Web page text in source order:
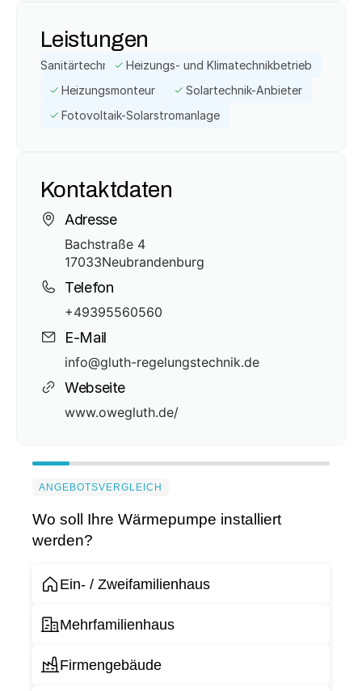
Leistungen
Sanitärtechnik
Heizungs- und Klimatechnikbetrieb
Heizungsmonteur
Solartechnik-Anbieter
Fotovoltaik-Solarstromanlage
Kontaktdaten
Adresse
Bachstraße 4
17033Neubrandenburg
Telefon
+49395560560
E-Mail
info@gluth-regelungstechnik.de
Webseite
www.owegluth.de/
ANGEBOTSVERGLEICH
Wo soll Ihre Wärmepumpe installiert
werden?
Ein- / Zweifamilienhaus
Mehrfamilienhaus
Firmengebäude